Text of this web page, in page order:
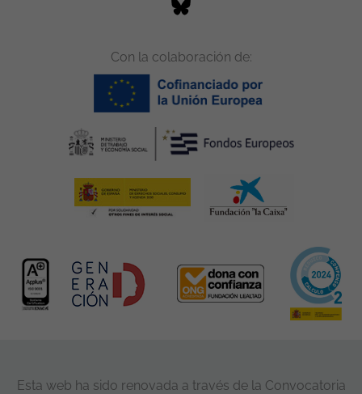
Con la colaboración de:
Esta web ha sido renovada a través de la Convocatoria